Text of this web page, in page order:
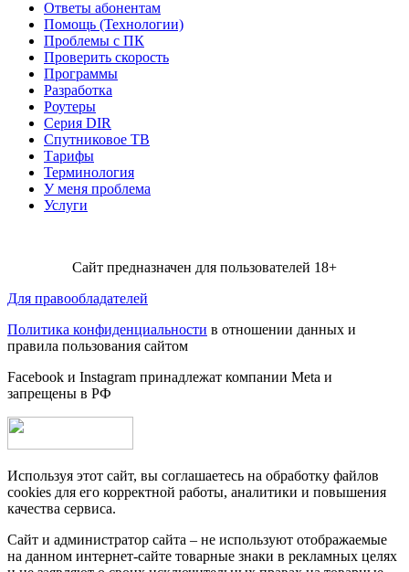
Ответы абонентам
Помощь (Технологии)
Проблемы с ПК
Проверить скорость
Программы
Разработка
Роутеры
Серия DIR
Спутниковое ТВ
Тарифы
Терминология
У меня проблема
Услуги
Сайт предназначен для пользователей 18+
Для правообладателей
Политика конфиденциальности в отношении данных и
правила пользования сайтом
Facebook и Instagram принадлежат компании Metа и
запрещены в РФ
Используя этот сайт, вы соглашаетесь на обработку файлов
cookies для его корректной работы, аналитики и повышения
качества сервиса.
Сайт и администратор сайта – не используют отображаемые
на данном интернет-сайте товарные знаки в рекламных целях